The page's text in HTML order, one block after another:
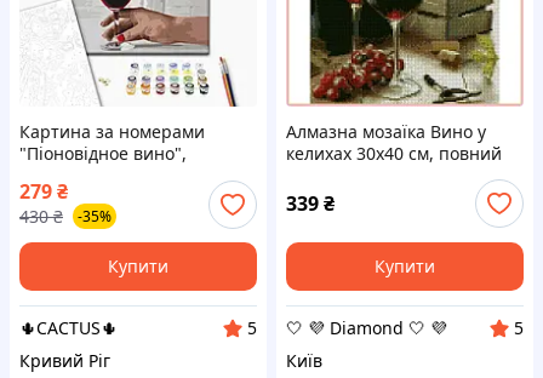
Картина за номерами
"Піоновідное вино",
натюрморт з червоними
півоніями і келихом вина в
руці, 40x50 см, складність 3
279₴
430 ₴ -35%
Купити
🌵CACTUS🌵
5
Кривий Ріг
Алмазна мозаїка Вино у
келихах 30х40 см, повний
набір інструментів та схема
відповідності кольорів на
полотні
339₴
Купити
🤍 💜 Diamond 🤍 💜
5
Київ